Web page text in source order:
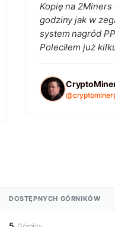
Kopię na 2Miners
godziny jak w
system nagród
Poleciłem już
DOSTĘPNYCH GÓRNIKÓW